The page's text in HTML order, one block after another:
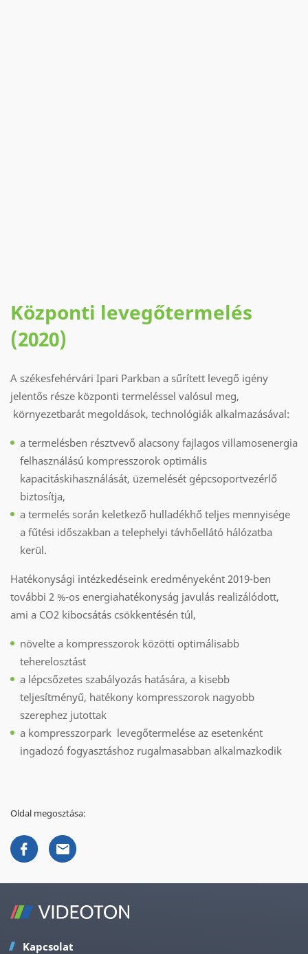
Központi levegőtermelés
(2020)
A székesfehérvári Ipari Parkban a sűrített levegő igény
jelentős része központi termeléssel valósul meg,
környezetbarát megoldások, technológiák alkalmazásával:
a termelésben résztvevő alacsony fajlagos villamosenergia
felhasználású kompresszorok optimális
kapacitáskihasználását, üzemelését gépcsoportvezérlő
biztosítja,
a termelés során keletkező hulladékhő teljes mennyisége
a fűtési időszakban a telephelyi távhőellátó hálózatba
kerül.
Hatékonysági intézkedéseink eredményeként 2019-ben
további 2 %-os energiahatékonyság javulás realizálódott,
ami a CO2 kibocsátás csökkentésén túl,
növelte a kompresszorok közötti optimálisabb
teherelosztást
a lépcsőzetes szabályozás hatására, a kisebb
teljesítményű, hatékony kompresszorok nagyobb
szerephez jutottak
a kompresszorpark levegőtermelése az esetenként
ingadozó fogyasztáshoz rugalmasabban alkalmazkodik
Oldal megosztása:
Kapcsolat